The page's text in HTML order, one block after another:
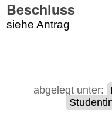
Beschluss
siehe Antrag
abgelegt unter: